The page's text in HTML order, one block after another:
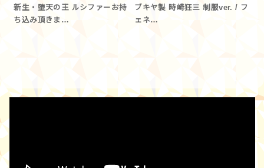
新生・堕天の王 ルシファーお持
ち込み頂きま…
ブキヤ製 時崎狂三 制服ver. / フ
ェネ…